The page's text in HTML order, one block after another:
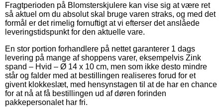
Fragtperioden på Blomsterskjulere kan vise sig at være ret
så aktuel om du absolut skal bruge varen straks, og med det
formål er det rimelig fornuftigt at vi efterser det anslåede
leveringstidspunkt for den aktuelle vare.
En stor portion forhandlere på nettet garanterer 1 dags
levering på mange af shoppens varer, eksempelvis Zink
spand – Hvid – Ø 14 x 10 cm, men som ikke desto mindre
står og falder med at bestillingen realiseres forud for et
givent klokkeslæt, med hensynstagen til at de har en chance
for at nå at få bestillingen ud af døren forinden
pakkepersonalet har fri.